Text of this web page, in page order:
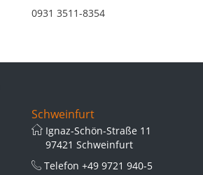
0931 3511-8354
Schweinfurt
Ignaz-Schön-Straße 11
97421 Schweinfurt
Telefon +49 9721 940-5